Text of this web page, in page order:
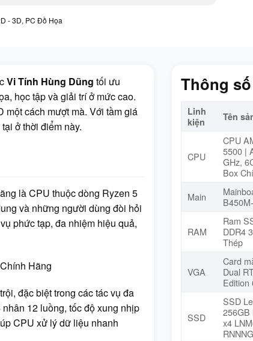
- 3D, PC Đồ Họa
Vi Tính Hùng Dũng tối ưu
học tập và giải trí ở mức cao.
cách mượt mà. Với tầm giá
ở thời điểm này.
là CPU thuộc dòng Ryzen 5
và những người dùng đòi hỏi
phức tạp, đa nhiệm hiệu quả,
đặc biệt trong các tác vụ đa
12 luồng, tốc độ xung nhịp
CPU xử lý dữ liệu nhanh
Thông
Linh
kiện
Tên
CPU
CPU
5500 |
GHz,
Box
Main
RAM
Ram
DDR4
Thép
VGA
Card
Dual
Edition
SSD
SSD
256GB
x4
RNNNG